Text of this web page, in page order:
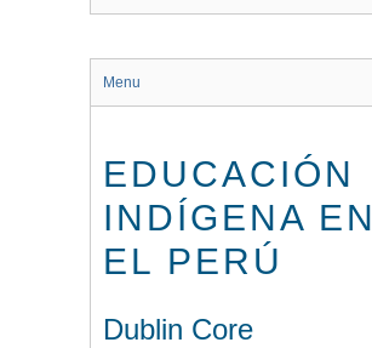
Menu
EDUCACIÓN
INDÍGENA EN
EL PERÚ
Dublin Core